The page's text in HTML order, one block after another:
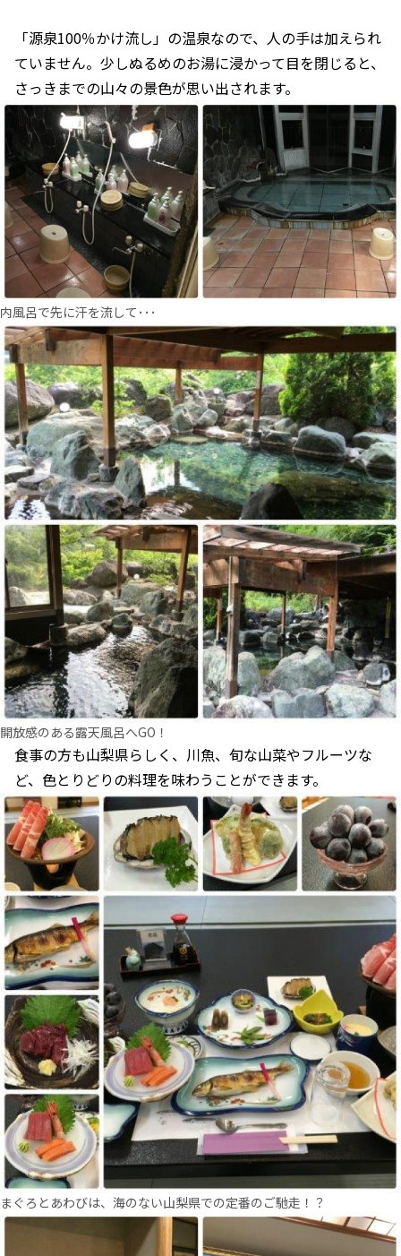
「源泉100％かけ流し」の温泉なので、人の手は加えられ
ていません。少しぬるめのお湯に浸かって目を閉じると、
さっきまでの山々の景色が思い出されます。
内風呂で先に汗を流して･･･
開放感のある露天風呂へGO！
食事の方も山梨県らしく、川魚、旬な山菜やフルーツな
ど、色とりどりの料理を味わうことができます。
まぐろとあわびは、海のない山梨県での定番のご馳走！？